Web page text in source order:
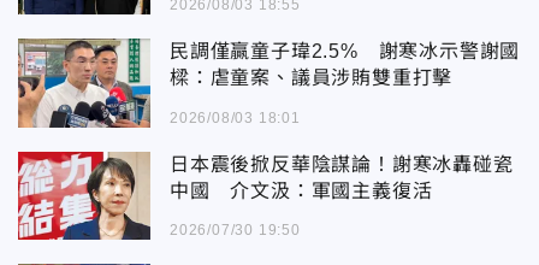
2026/08/03 18:55
民調僅贏童子瑋2.5% 謝寒冰示警謝國
樑：虐童案、議員涉賄雙重打擊
2026/08/03 18:01
日本震後掀反華陰謀論！謝寒冰轟碰瓷
中國 介文汲：軍國主義復活
2026/07/30 19:50